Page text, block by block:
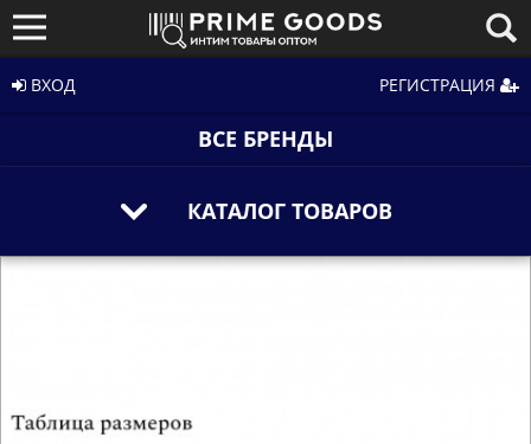
ВХОД РЕГИСТРАЦИЯ
ВСЕ БРЕНДЫ
КАТАЛОГ ТОВАРОВ